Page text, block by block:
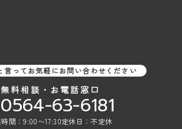
言ってお気軽にお問い合わせください
無料相談・お電話窓口
0564-63-6181
間：9:00〜17:30定休日：不定休